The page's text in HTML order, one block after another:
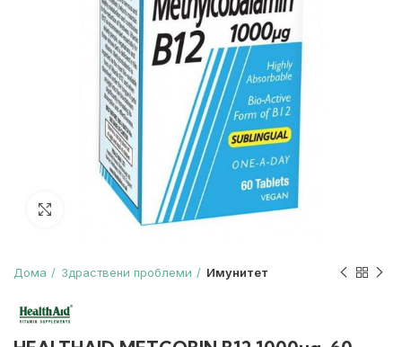
Дома Здраствени проблеми Имунитет